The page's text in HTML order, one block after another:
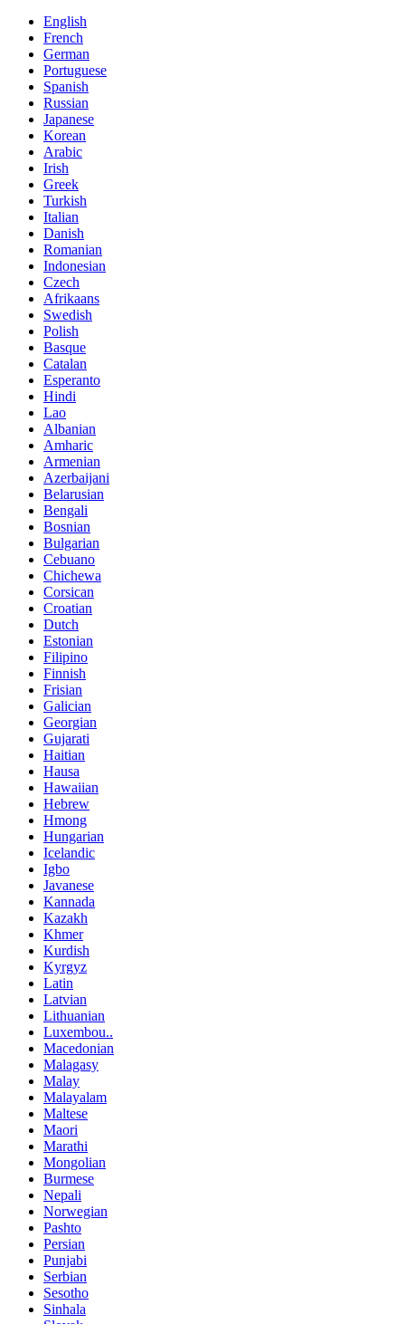
English
French
German
Portuguese
Spanish
Russian
Japanese
Korean
Arabic
Irish
Greek
Turkish
Italian
Danish
Romanian
Indonesian
Czech
Afrikaans
Swedish
Polish
Basque
Catalan
Esperanto
Hindi
Lao
Albanian
Amharic
Armenian
Azerbaijani
Belarusian
Bengali
Bosnian
Bulgarian
Cebuano
Chichewa
Corsican
Croatian
Dutch
Estonian
Filipino
Finnish
Frisian
Galician
Georgian
Gujarati
Haitian
Hausa
Hawaiian
Hebrew
Hmong
Hungarian
Icelandic
Igbo
Javanese
Kannada
Kazakh
Khmer
Kurdish
Kyrgyz
Latin
Latvian
Lithuanian
Luxembou..
Macedonian
Malagasy
Malay
Malayalam
Maltese
Maori
Marathi
Mongolian
Burmese
Nepali
Norwegian
Pashto
Persian
Punjabi
Serbian
Sesotho
Sinhala